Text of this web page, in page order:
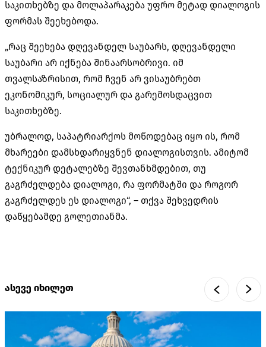
საკითხებზე და მოლაპარაკება უფრო მეტად დიალოგის
ფორმას შეეხებოდა.
„რაც შეეხება დღევანდელ საუბარს, დღევანდელი
საუბარი არ იქნება შინაარსობრივი. იმ
თვალსაზრისით, რომ ჩვენ არ ვისაუბრებთ
ეკონომიკურ, სოციალურ და გარემოსდაცვით
საკითხებზე.
უბრალოდ, საპატრიარქოს მოწოდებაც იყო ის, რომ
მხარეები დამსხდარიყვნენ დიალოგისთვის. ამიტომ
ტექნიკურ დეტალებზე შევთანხმდებით, თუ
გაგრძელდება დიალოგი, რა ფორმატში და როგორ
გაგრძელდეს ეს დიალოგი“, – თქვა შეხვედრის
დაწყებამდე გოლეთიანმა.
ასევე იხილეთ